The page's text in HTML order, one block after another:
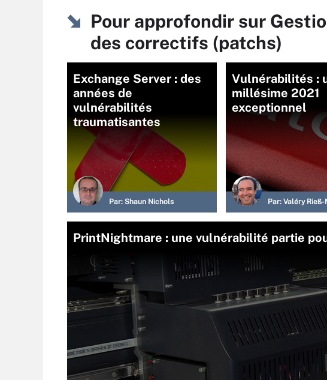
Pour approfondir sur
des correctifs (patchs)
Exchange Server : des
années de
vulnérabilités
traumatisantes
Par: Shaun Nichols
Vulnérabilités :
millésime 2021
exceptionnel
Par: Valéry
PrintNightmare : une vulnérabilité partie